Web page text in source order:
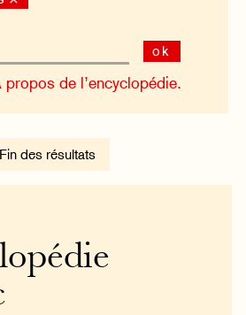
ok
propos de l’encyclopédie.
Fin des résultats